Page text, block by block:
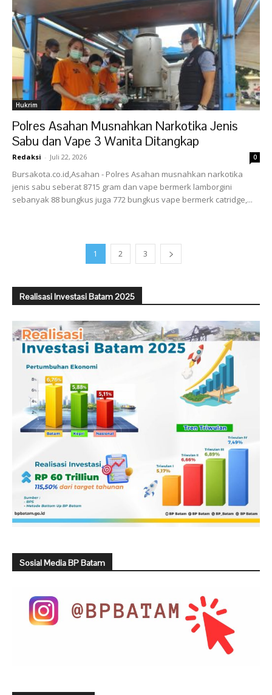
Hukrim
Polres Asahan Musnahkan Narkotika Jenis
Sabu dan Vape 3 Wanita Ditangkap
Redaksi - Juli 22, 2026 0
Bursakota.co.id,Asahan - Polres Asahan musnahkan narkotika
jenis sabu seberat 8715 gram dan vape bermerk lamborgini
sebanyak 88 bungkus juga 772 bungkus vape bermerk catridge,...
1 2 3
Realisasi Investasi Batam 2025
Sosial Media BP Batam